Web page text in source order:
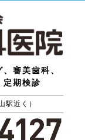
審美歯科、
定期検診
近く）